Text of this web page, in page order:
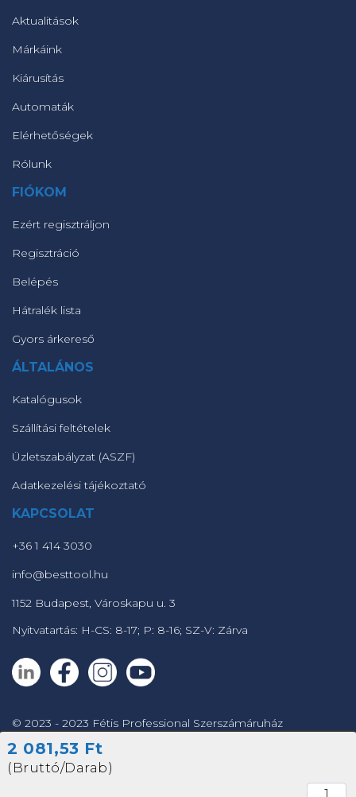
2 081,53 Ft
(Bruttó/Darab)
Aktualitások
Márkáink
Kiárusítás
Automaták
Elérhetőségek
Rólunk
FIÓKOM
Ezért regisztráljon
Regisztráció
Belépés
Hátralék lista
Gyors árkereső
ÁLTALÁNOS
Katalógusok
Szállítási feltételek
Üzletszabályzat (ASZF)
Adatkezelési tájékoztató
KAPCSOLAT
+36 1 414 3030
info@besttool.hu
1152 Budapest, Városkapu u. 3
Nyitvatartás: H-CS: 8-17; P: 8-16; SZ-V: Zárva
© 2023 - 2023 Fétis Professional Szerszámáruház